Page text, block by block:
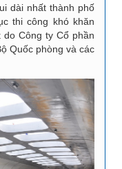
dài nhất thành phố
thi công khó khăn
Công ty Cổ phần
Quốc phòng và các